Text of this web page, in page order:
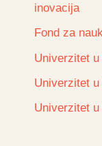
inovacija
Fond za
Univerzitet
Univerzitet
Univerzitet